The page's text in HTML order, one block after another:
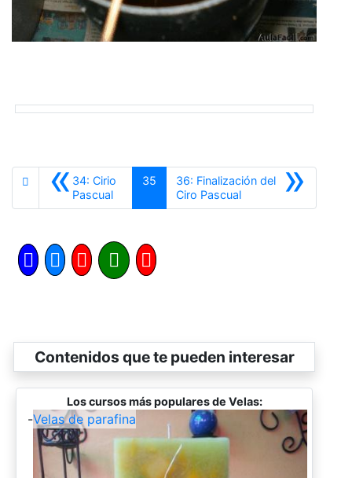
«34: Cirio
PascualAnterior
35 »
36: Finalización del
Ciro PascualSiguiente
Contenidos que te pueden interesar
Los cursos más populares de Velas:
-Velas de parafina